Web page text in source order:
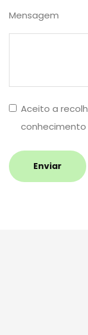
Mensagem
Aceito a
conhecimento
Enviar